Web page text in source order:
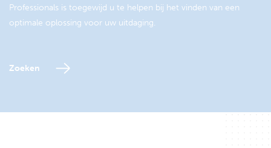
Professionals is toegewijd u te helpen bij het vinden van een
optimale oplossing voor uw uitdaging.
Zoeken